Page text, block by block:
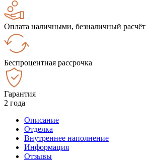
Оплата наличными, безналичный расчёт
Беспроцентная рассрочка
Гарантия
2 года
Описание
Отделка
Внутреннее наполнение
Информация
Отзывы